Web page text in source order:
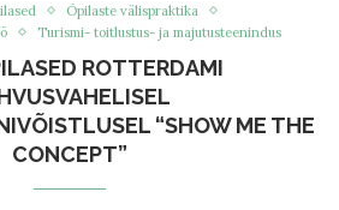
Õpilaste välispraktika
Turismi- toitlustus- ja majutusteenindus
ROTTERDAMI
“SHOW ME THE
CONCEPT”